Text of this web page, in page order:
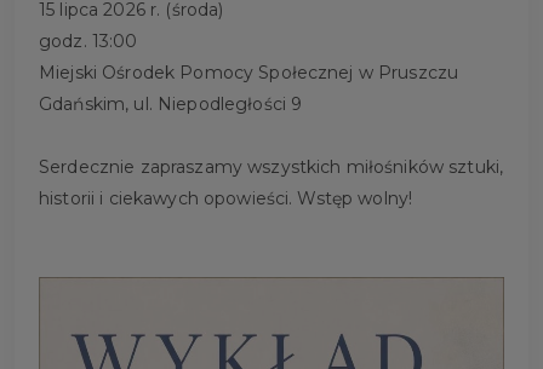
15 lipca 2026 r. (środa)
godz. 13:00
Miejski Ośrodek Pomocy Społecznej w Pruszczu
Gdańskim, ul. Niepodległości 9
Serdecznie zapraszamy wszystkich miłośników sztuki,
historii i ciekawych opowieści. Wstęp wolny!